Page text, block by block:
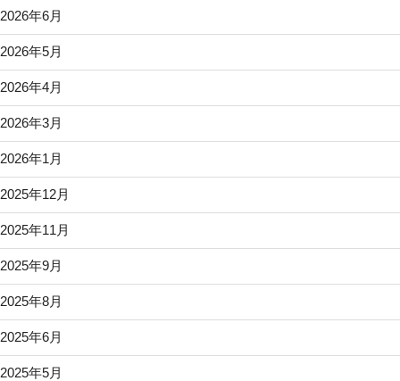
2026年6月
2026年5月
2026年4月
2026年3月
2026年1月
2025年12月
2025年11月
2025年9月
2025年8月
2025年6月
2025年5月